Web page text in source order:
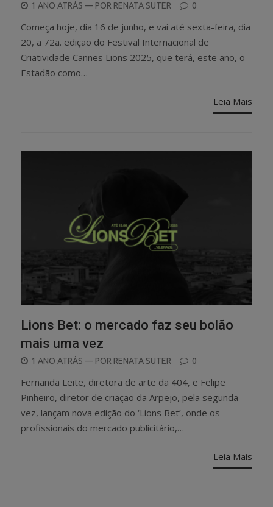
POSTED
1 ANO ATRÁS — POR RENATA SUTER 0
Começa hoje, dia 16 de junho, e vai até sexta-feira, dia
20, a 72a. edição do Festival Internacional de
Criatividade Cannes Lions 2025, que terá, este ano, o
Estadão como…
Leia Mais
Lions Bet: o mercado faz seu bolão
mais uma vez
POSTED
1 ANO ATRÁS — POR RENATA SUTER 0
Fernanda Leite, diretora de arte da 404, e Felipe
Pinheiro, diretor de criação da Arpejo, pela segunda
vez, lançam nova edição do ‘Lions Bet’, onde os
profissionais do mercado publicitário,…
Leia Mais